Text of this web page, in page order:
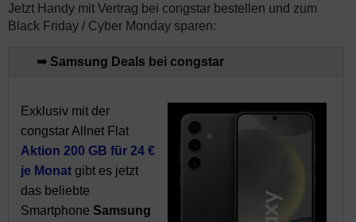
Jetzt Handy mit Vertrag bei congstar bestellen und zum
Black Friday / Cyber Monday sparen:
➥ Samsung Deals bei congstar
Exklusiv mit der
congstar Allnet Flat
Aktion 200 GB für 24 €
je Monat gibt es jetzt
das beliebte
Smartphone Samsung